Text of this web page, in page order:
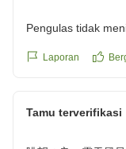
いただいた貴重
の上、今後の改
Pengulas tidak
Laporan
Tamu terverifikasi